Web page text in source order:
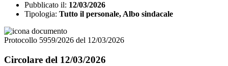
Pubblicato il: 12/03/2026
Tipologia: Tutto il personale, Albo sindacale
Protocollo 5959/2026 del 12/03/2026
Circolare del 12/03/2026